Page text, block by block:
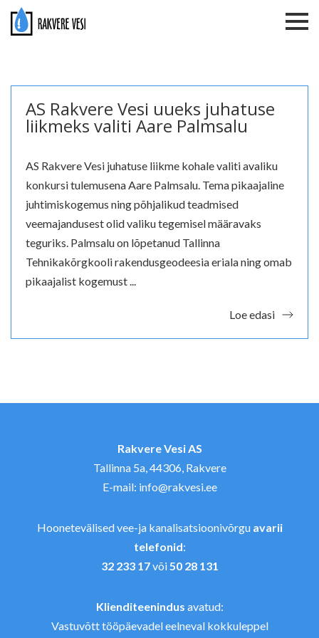
AS Rakvere Vesi uueks juhatuse
AS Rakvere Vesi uueks juhatuse
liikmeks valiti Aare Palmsalu
AS Rakvere Vesi juhatuse liikme kohale valiti avaliku
konkursi tulemusena Aare Palmsalu. Tema pikaajaline
juhtimiskogemus ning põhjalikud teadmised
veemajandusest olid valiku tegemisel määravaks
teguriks. Palmsalu on lõpetanud Tallinna
Tehnikakõrgkooli rakendusgeodeesia eriala ning omab
pikaajalist kogemust ...
Loe edasi
Rakvere Vesi AS
Tallinna 5a, 44306, Rakvere
E-mail: info@rakvesi.ee
Hoonetevälised vee-ja kanalisatsioonivõrgu avarii
telefonid:
32 233 17või50 28 131
Klienditeenindus avatud:
Vastuvõtt tööpäevadel eelneval kokkuleppel